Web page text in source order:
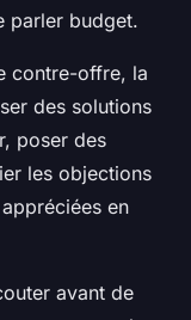
parler budget.
contre-offre, la
des solutions
poser des
les objections
en
avant de